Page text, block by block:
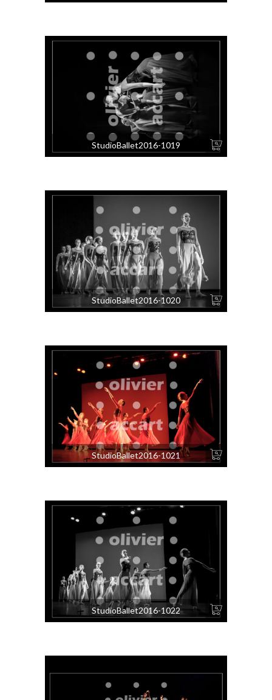
StudioBallet2016-1019
StudioBallet2016-1020
StudioBallet2016-1021
StudioBallet2016-1022